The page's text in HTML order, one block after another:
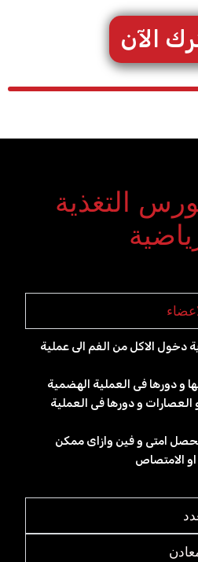
الآن
التغذية
دخول الاكل من الفم الى عملية
و دورها فى العملية الهضمية
العصارات و دورها فى العملية
امتى و فين وازاى ممكن
الامتصاص